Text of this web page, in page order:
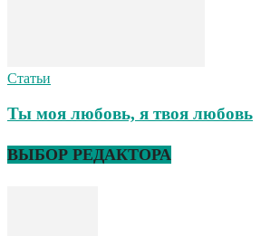
Статьи
Ты моя любовь, я твоя любовь
ВЫБОР РЕДАКТОРА